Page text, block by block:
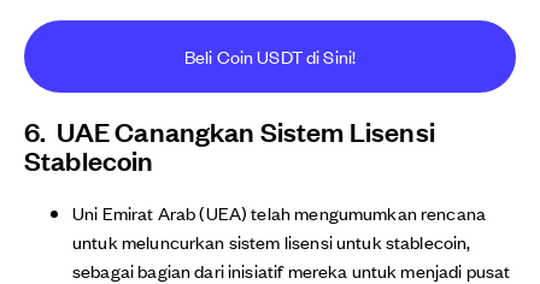
Beli Coin USDT di Sini!
6. UAE Canangkan Sistem Lisensi
Stablecoin
Uni Emirat Arab (UEA) telah mengumumkan rencana
untuk meluncurkan sistem lisensi untuk stablecoin,
sebagai bagian dari inisiatif mereka untuk menjadi pusat